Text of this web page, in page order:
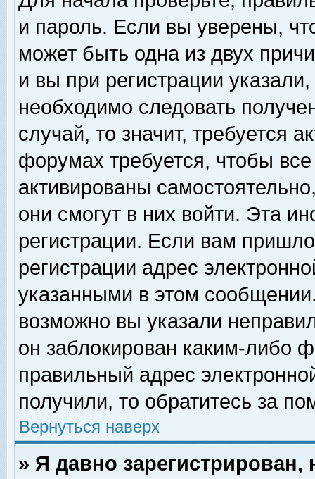
и пароль. Если вы уверены,
может быть одна из двух
и вы при регистрации
необходимо следовать
случай, то значит, требуется
форумах требуется, чтобы
активированы
они смогут в них войти. Эта
регистрации. Если вам
регистрации адрес
указанными в этом
возможно вы указали
он заблокирован каким-либо
правильный адрес
получили, то обратитесь за
Вернуться наверх
» Я давно